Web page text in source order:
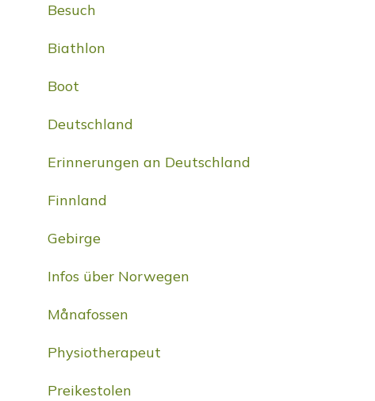
Besuch
Biathlon
Boot
Deutschland
Erinnerungen an Deutschland
Finnland
Gebirge
Infos über Norwegen
Månafossen
Physiotherapeut
Preikestolen